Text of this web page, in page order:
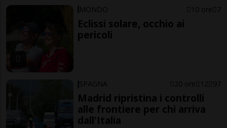
MONDO 10 ore 7
Eclissi solare, occhio ai
pericoli
SPAGNA 20 ore 12 97
Madrid ripristina i controlli
alle frontiere per chi arriva
dall'Italia